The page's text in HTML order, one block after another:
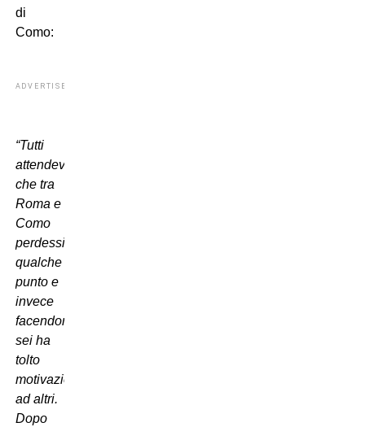
di
Como:
ADVERTISEMENT
“Tutti
attendevano
che tra
Roma e
Como
perdessimo
qualche
punto e
invece
facendone
sei ha
tolto
motivazioni
ad altri.
Dopo